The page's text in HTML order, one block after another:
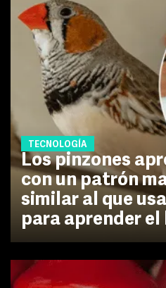
TECNOLOGÍA
Los pinzones
con un patrón
similar al que
para aprender el